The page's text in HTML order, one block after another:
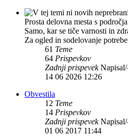
Prosta delovna mesta s
Samo, kar se tiče varnosti in
Za ogled in sodelovanje
61 Teme
64 Prispevkov
Zadnji prispevek
14 06 2026 12:26
Obvestila
12 Teme
14 Prispevkov
Zadnji prispevek
01 06 2017 11:44